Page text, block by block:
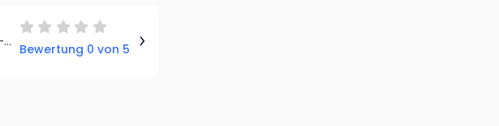
Fraulichkeit - Anne Lippold | Sorgenfreie Perioden
Bewertung 0 von 5